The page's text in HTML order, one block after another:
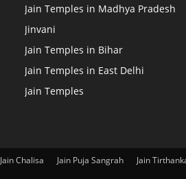
Jain Temples in Madhya Pradesh
Jinvani
Jain Temples in Bihar
Jain Temples in East Delhi
Jain Temples
Jain Chalisa Jain Puja Sangrah Jain